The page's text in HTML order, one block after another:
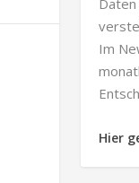
Im
Hier